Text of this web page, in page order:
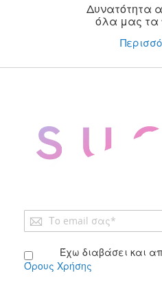
Δυνατότητα
όλα μας τα
Εγγραφή
στο
Δελτίο: Έχω διαβάσει και
Όρους Χρήσης